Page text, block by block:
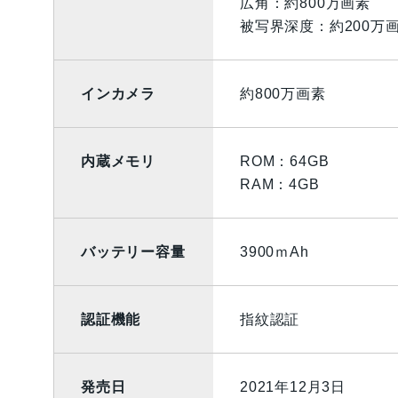
被写界深度：約200万
インカメラ 約800万画素
内蔵メモリ
ROM：64GB
RAM：4GB
バッテリー容量 3900ｍAh
認証機能 指紋認証
発売日 2021年12月3日